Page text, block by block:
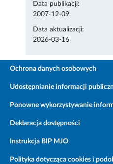
Data publikacji:
2007-12-09
Data aktualizacji:
2026-03-16
Ochrona danych osobowych
Udostępnianie informacji
Ponowne wykorzystywanie
Deklaracja dostępności
Instrukcja BIP MJO
Polityka dotycząca cookies i